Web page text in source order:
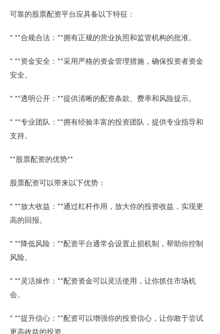
可靠的股票配资平台应具备以下特征：
* **合规合法：**拥有正规的营业执照和监管机构的批准。
* **资金安全：**采用严格的资金管理措施，确保投资者资金
安全。
* **透明公开：**提供清晰的配资条款、费率和风险提示。
* **专业团队：**拥有经验丰富的投资团队，提供专业指导和
支持。
**股票配资的优势**
股票配资可以带来以下优势：
* **放大收益：**通过杠杆作用，放大你的投资收益，实现更
高的回报。
* **降低风险：**配资平台通常会设置止损机制，帮助你控制
风险。
* **灵活操作：**配资资金可以灵活使用，让你抓住市场机
会。
* **提升信心：**配资可以增强你的投资信心，让你敢于尝试
更高收益的投资。